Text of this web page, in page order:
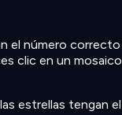
el número
clic en un
estrellas tengan